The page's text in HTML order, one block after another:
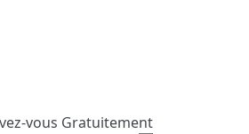
vous Gratuitement